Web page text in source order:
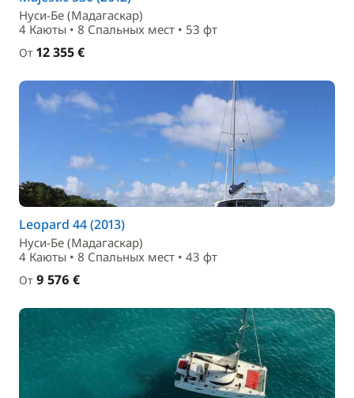
Нуси-Бе (Мадагаскар)
4 Каюты • 8 Спальныx мест • 53 фт
От 12 355 €
Leopard 44 (2013)
Нуси-Бе (Мадагаскар)
4 Каюты • 8 Спальныx мест • 43 фт
От 9 576 €